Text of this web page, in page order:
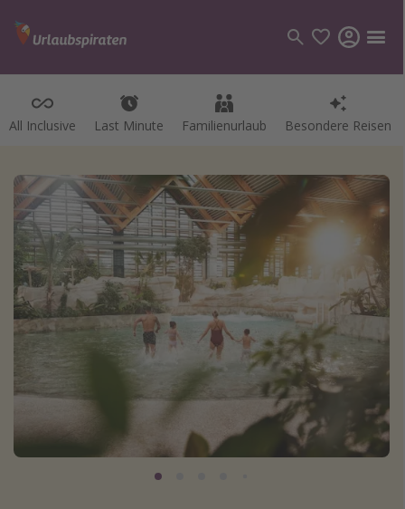
All Inclusive Last Minute Familienurlaub Besondere Reisen
Kategorien
Hotel
Pauschalreisen
Kreuzfahrten
Reiseziele
Alle Reiseziele
Bodensee Urlaub
Gozo Urlaub
Normandie Urlaub
Goa Urlaub